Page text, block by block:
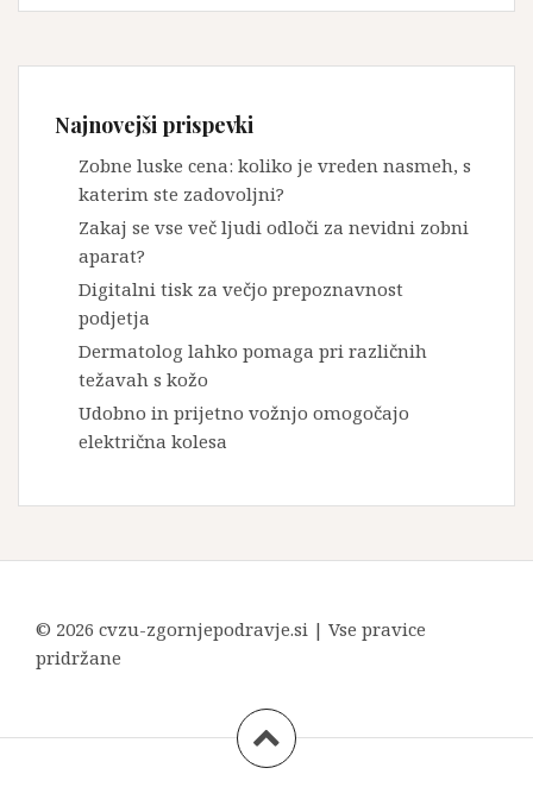
Najnovejši prispevki
Zobne luske cena: koliko je vreden nasmeh, s
katerim ste zadovoljni?
Zakaj se vse več ljudi odloči za nevidni zobni
aparat?
Digitalni tisk za večjo prepoznavnost
podjetja
Dermatolog lahko pomaga pri različnih
težavah s kožo
Udobno in prijetno vožnjo omogočajo
električna kolesa
© 2026 cvzu-zgornjepodravje.si | Vse pravice
pridržane